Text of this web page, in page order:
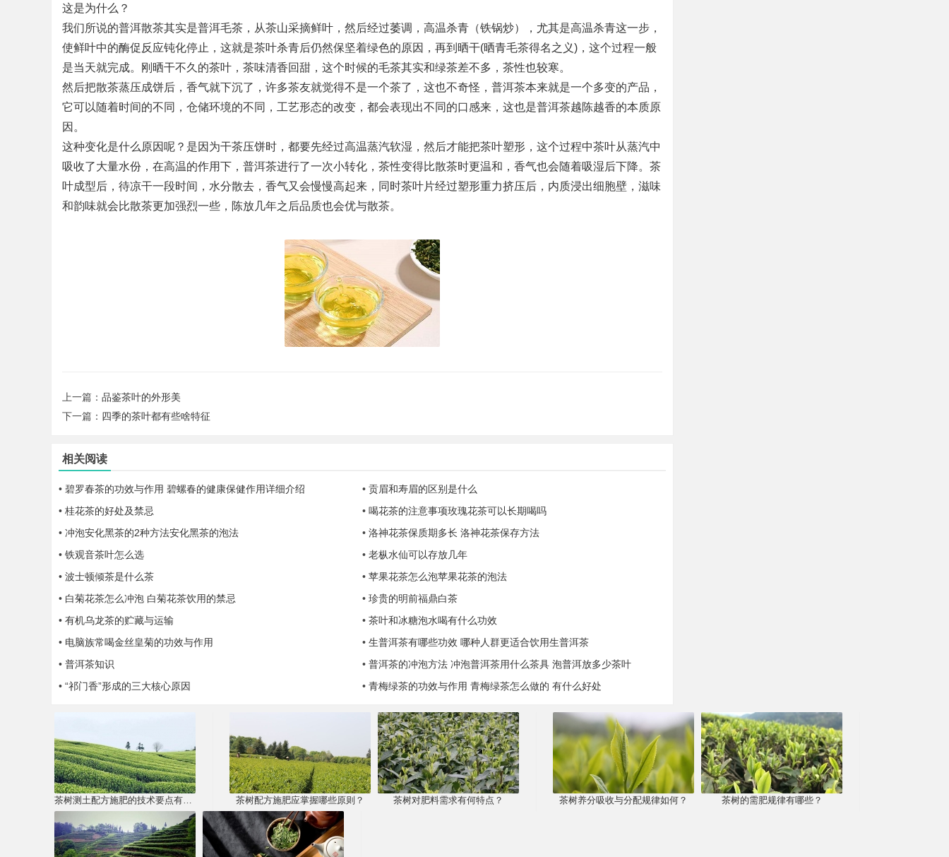
这是为什么？
我们所说的普洱散茶其实是普洱毛茶，从茶山采摘鲜叶，然后经过萎调，高温杀青（铁锅炒），尤其是高温杀青这一步，
使鲜叶中的酶促反应钝化停止，这就是茶叶杀青后仍然保坚着绿色的原因，再到晒干(晒青毛茶得名之义)，这个过程一般
是当天就完成。刚晒干不久的茶叶，茶味清香回甜，这个时候的毛茶其实和绿茶差不多，茶性也较寒。
然后把散茶蒸压成饼后，香气就下沉了，许多茶友就觉得不是一个茶了，这也不奇怪，普洱茶本来就是一个多变的产品，
它可以随着时间的不同，仓储环境的不同，工艺形态的改变，都会表现出不同的口感来，这也是普洱茶越陈越香的本质原
因。
这种变化是什么原因呢？是因为干茶压饼时，都要先经过高温蒸汽软湿，然后才能把茶叶塑形，这个过程中茶叶从蒸汽中
吸收了大量水份，在高温的作用下，普洱茶进行了一次小转化，茶性变得比散茶时更温和，香气也会随着吸湿后下降。茶
叶成型后，待凉干一段时间，水分散去，香气又会慢慢高起来，同时茶叶片经过塑形重力挤压后，内质浸出细胞壁，滋味
和韵味就会比散茶更加强烈一些，陈放几年之后品质也会优与散茶。
上一篇： 品鉴茶叶的外形美
下一篇： 四季的茶叶都有些啥特征
相关阅读
• 碧罗春茶的功效与作用 碧螺春的健康保健作用详细介绍 • 贡眉和寿眉的区别是什么
• 桂花茶的好处及禁忌 • 喝花茶的注意事项玫瑰花茶可以长期喝吗
• 冲泡安化黑茶的2种方法安化黑茶的泡法 • 洛神花茶保质期多长 洛神花茶保存方法
• 铁观音茶叶怎么选 • 老枞水仙可以存放几年
• 波士顿倾茶是什么茶 • 苹果花茶怎么泡苹果花茶的泡法
• 白菊花茶怎么冲泡 白菊花茶饮用的禁忌 • 珍贵的明前福鼎白茶
• 有机乌龙茶的贮藏与运输 • 茶叶和冰糖泡水喝有什么功效
• 电脑族常喝金丝皇菊的功效与作用 • 生普洱茶有哪些功效 哪种人群更适合饮用生普洱茶
• 普洱茶知识 • 普洱茶的冲泡方法 冲泡普洱茶用什么茶具 泡普洱放多少茶叶
• “祁门香”形成的三大核心原因 • 青梅绿茶的功效与作用 青梅绿茶怎么做的 有什么好处
茶树测土配方施肥的技术要点有哪些？ 茶树配方施肥应掌握哪些原则？ 茶树对肥料需求有何特点？ 茶树养分吸收与分配规律如何？ 茶树的需肥规律有哪些？